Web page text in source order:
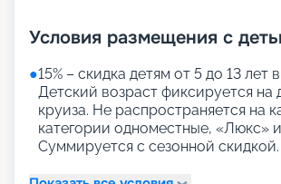
Условия размещения с
●15% – скидка детям от 5 до 13 лет
Детский возраст фиксируется на
круиза. Не распространяется на
категории одноместные, «Люкс»
Суммируется с сезонной скидкой.